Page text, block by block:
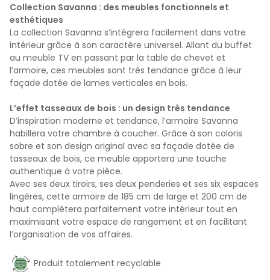
Collection Savanna : des meubles fonctionnels et
esthétiques
La collection Savanna s’intégrera facilement dans votre
intérieur grâce à son caractère universel. Allant du buffet
au meuble TV en passant par la table de chevet et
l’armoire, ces meubles sont très tendance grâce à leur
façade dotée de lames verticales en bois.
L’effet tasseaux de bois : un design très tendance
D’inspiration moderne et tendance, l’armoire Savanna
habillera votre chambre à coucher. Grâce à son coloris
sobre et son design original avec sa façade dotée de
tasseaux de bois, ce meuble apportera une touche
authentique à votre pièce.
Avec ses deux tiroirs, ses deux penderies et ses six espaces
lingères, cette armoire de 185 cm de large et 200 cm de
haut complètera parfaitement votre intérieur tout en
maximisant votre espace de rangement et en facilitant
l’organisation de vos affaires.
Produit totalement recyclable